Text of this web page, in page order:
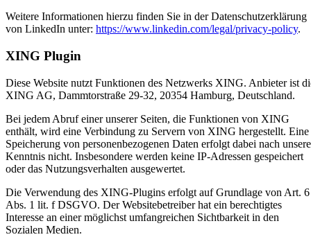
Weitere Informationen hierzu finden Sie in der Datenschutzerklärung
von LinkedIn unter: https://www.linkedin.com/legal/privacy-policy.
XING Plugin
Diese Website nutzt Funktionen des Netzwerks XING. Anbieter ist
XING AG, Dammtorstraße 29-32, 20354 Hamburg, Deutschland.
Bei jedem Abruf einer unserer Seiten, die Funktionen von XING
enthält, wird eine Verbindung zu Servern von XING hergestellt. Eine
Speicherung von personenbezogenen Daten erfolgt dabei nach
Kenntnis nicht. Insbesondere werden keine IP-Adressen gespeichert
oder das Nutzungsverhalten ausgewertet.
Die Verwendung des XING-Plugins erfolgt auf Grundlage von Art. 6
Abs. 1 lit. f DSGVO. Der Websitebetreiber hat ein berechtigtes
Interesse an einer möglichst umfangreichen Sichtbarkeit in den
Sozialen Medien.